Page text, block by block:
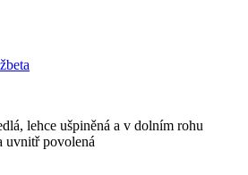
lehce ušpiněná a v dolním rohu
uvnitř povolená